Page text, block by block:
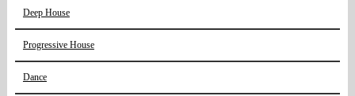
Deep House
Progressive House
Dance